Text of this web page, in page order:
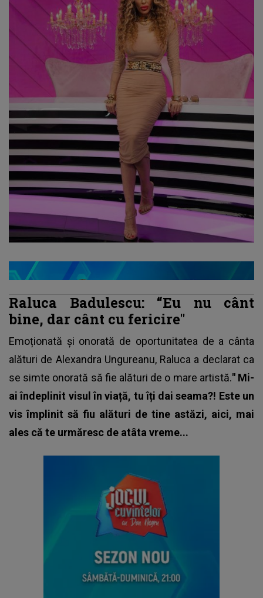
Raluca Badulescu: “Eu nu cânt
bine, dar cânt cu fericire"
Emoționată și onorată de oportunitatea de a cânta
alături de Alexandra Ungureanu, Raluca a declarat ca
se simte onorată să fie alături de o mare artistă." Mi-
ai îndeplinit visul în viață, tu îți dai seama?! Este un
vis împlinit să fiu alături de tine astăzi, aici, mai
ales că te urmăresc de atâta vreme...